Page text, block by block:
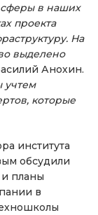
в наших
проекта
На
выделено
Анохин.
учтем
которые
института
обсудили
планы
в